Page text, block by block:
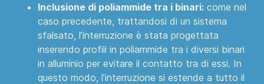
Inclusione di poliammide tra i binari:come nel
caso precedente, trattandosi di un sistema
sfalsato, l’interruzione è stata progettata
inserendo profili in poliammide tra i diversi binari
in alluminio per evitare il contatto tra di essi. In
questo modo, l’interruzione si estende a tutto il